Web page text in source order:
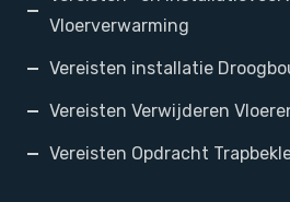
Vloerverwarming
Vereisten installatie
Vereisten Verwijderen
Vereisten Opdracht